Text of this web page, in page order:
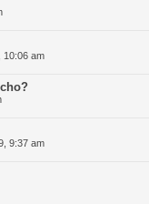
10:06 am
9:37 am